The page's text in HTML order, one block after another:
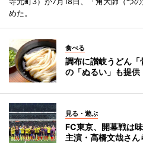
めた。
食べる
調布に讃岐うどん
の「ぬるい」も提供
見る・遊ぶ
FC東京、開幕戦は
主演・高橋文哉さん